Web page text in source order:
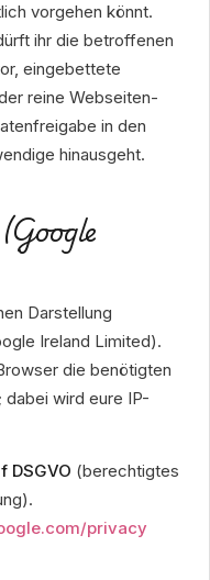
vorgehen könnt.
ihr die betroffenen
eingebettete
reine Webseiten-
in den
hinausgeht.
Darstellung
Ireland Limited).
die benötigten
wird eure IP-
DSGVO (berechtigtes
privacy